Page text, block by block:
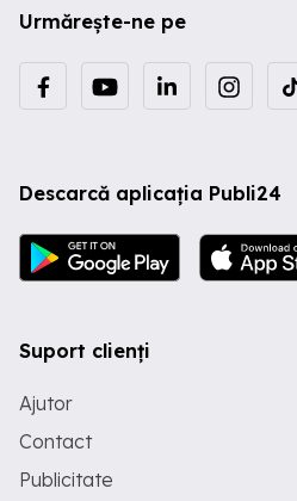
Urmărește-ne pe
Descarcă aplicația Publi24
Suport clienți
Ajutor
Contact
Publicitate